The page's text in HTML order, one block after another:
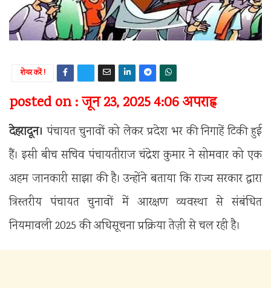
शेयर करें !
posted on : जून 23, 2025 4:06 अपराह्न
देहरादून। पंचायत चुनावों को लेकर प्रदेश भर की निगाहें टिकी हुई
हैं। इसी बीच सचिव पंचायतीराज चंद्रेश कुमार ने सोमवार को एक
अहम जानकारी साझा की है। उन्होंने बताया कि राज्य सरकार द्वारा
त्रिस्तरीय पंचायत चुनावों में आरक्षण व्यवस्था से संबंधित
नियमावली 2025 की अधिसूचना प्रक्रिया तेज़ी से चल रही है।